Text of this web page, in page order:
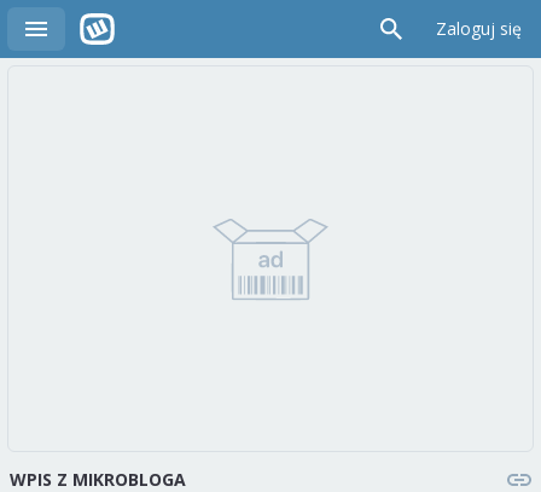
Zaloguj się
WPIS Z MIKROBLOGA